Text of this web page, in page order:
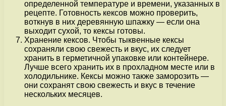
определенной температуре и времени, указанных в
рецепте. Готовность кексов можно проверить,
воткнув в них деревянную шпажку — если она
выходит сухой, то кексы готовы.
Хранение кексов. Чтобы тыквенные кексы
сохраняли свою свежесть и вкус, их следует
хранить в герметичной упаковке или контейнере.
Лучше всего хранить их в прохладном месте или в
холодильнике. Кексы можно также заморозить —
они сохранят свою свежесть и вкус в течение
нескольких месяцев.